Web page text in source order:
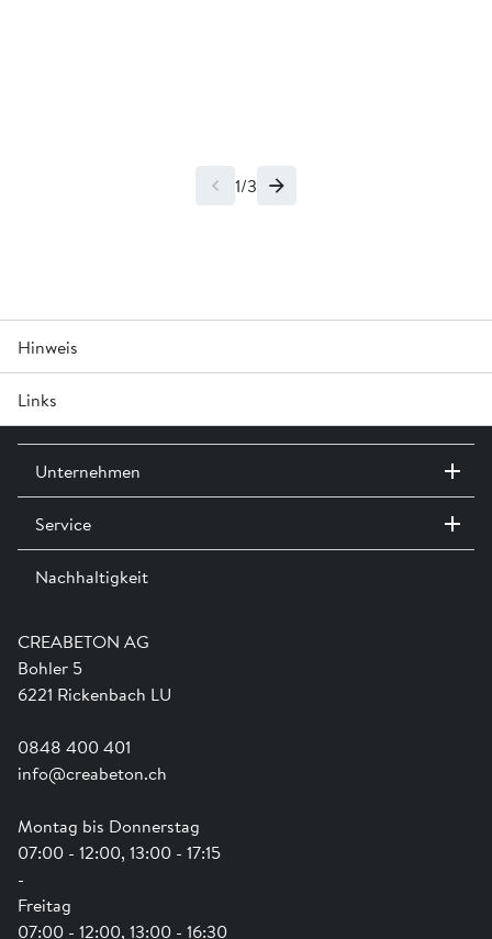
1/3
Hinweis
Art. 139732 Auslaufmodell. Erhältlich solange Vorrat.
Links
Ausstellungswegweiser »
CREABETON AG
Bohler 5
6221 Rickenbach LU
0848 400 401
info@creabeton.ch
Montag bis Donnerstag
07:00 - 12:00, 13:00 - 17:15
-
Freitag
07:00 - 12:00, 13:00 - 16:30
Unternehmen
Kontakt / Standorte
Ausstellungen
Team
Ausbildung
Service
Dienstleistungen
Shop Hilfe
Anwendungsunterstützung
Newsletter
Nachhaltigkeit
Engagement
Swissness
Schwammstadt